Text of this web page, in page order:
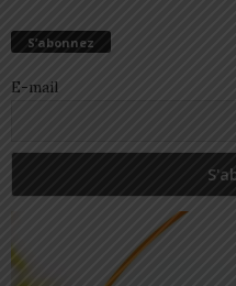
S’abonnez
E-mail